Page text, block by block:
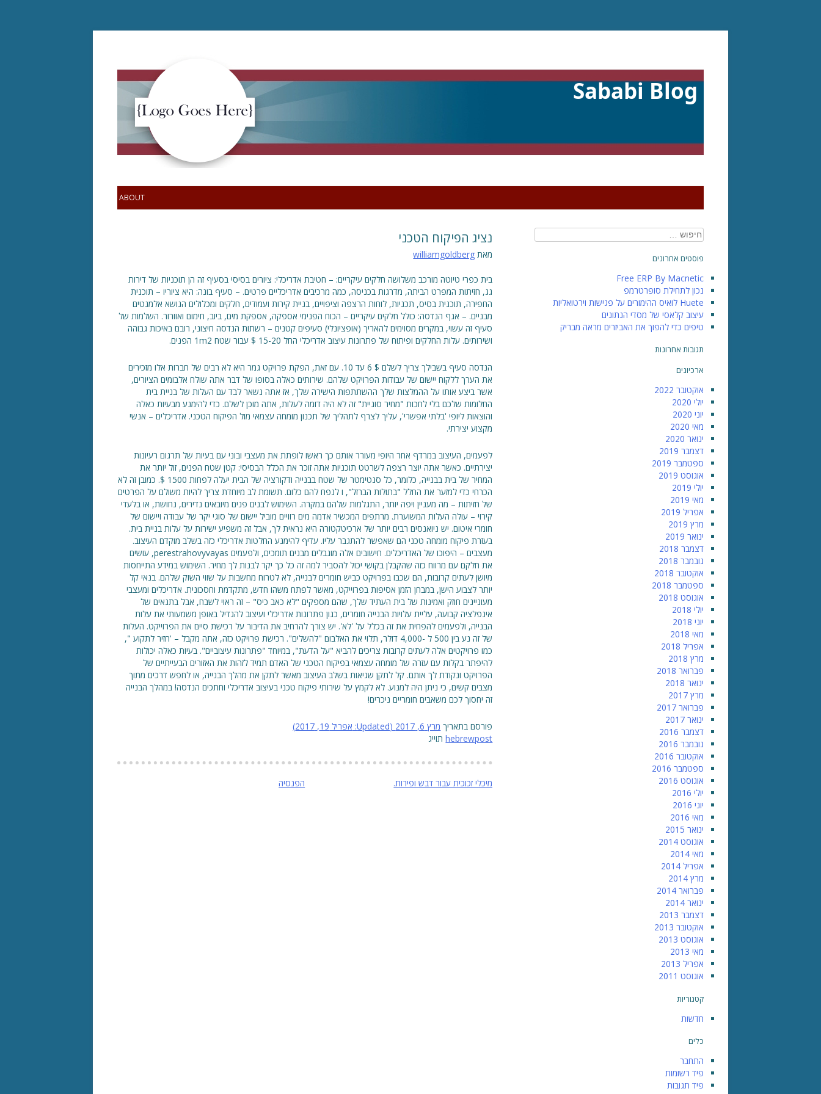
לתוכן
Sababi Blog
ABOUT
נציג הפיקוח הטכני
מאת williamgoldberg
בית כפרי טיוטה מורכב משלושה חלקים עיקריים: – חטיבת אדריכלי: ציורים בסיסי בסעיף זה הן תוכניות של דירות
גג, חזיתות המפרט הביתה, מדרגות בכניסה, כמה מרכיבים אדריכליים פרטים. – סעיף בונה: היא ציוריו – תוכנית
החפירה, תוכנית בסיס, תכניות, לוחות הרצפה וציפויים, בניית קירות ועמודים, חלקים ומכלולים הנושא אלמנטים
מבניים. – אגף הנדסה: כולל חלקים עיקריים – הכוח הפנימי אספקה, אספקת מים, ביוב, חימום ואוורור. השלמות של
סעיף זה עשוי, במקרים מסוימים להאריך (אופציונלי) סעיפים קטנים – רשתות הנדסה חיצוני, רובם באיכות גבוהה
ושירותים. עלות החלקים ופיתוח של פתרונות עיצוב אדריכלי החל 15-20 $ עבור שטח 1m2 הפנים.
הנדסה סעיף בשבילך צריך לשלם $ 6 עד 10. עם זאת, הפקת פרויקט גמר היא לא רבים של חברות אלו מזכירים
את הערך ללקוח יישום של עבודות הפרויקט שלהם. שירותים כאלה בסופו של דבר אתה שולח אלבומים הציורים,
אשר ביצע אותו על ההמלצות שלך ההשתתפות הישירה שלך, אז אתה נשאר לבד עם העלות של בניית בית
החלומות שלכם בלי לחכות "מחיר סוגיית" זה לא היה דומה לעלות, אתה מוכן לשלם. כדי להימנע מבעיות כאלה
והוצאות ליופי 'בלתי אפשרי', עליך לצרף לתהליך של תכנון מומחה עצמאי מול הפיקוח הטכני. אדריכלים – אנשי
מקצוע יצירתי.
לפעמים, העיצוב במרדף אחר היופי מעורר אותם כך ראשו לופתת את מעצבי ובוני עם בעיות של תרגום רעיונות
יצירתיים. כאשר אתה יוצר רצפה לשרטט תוכניות אתה זוכר את הכלל הבסיסי: קטן שטח הפנים, זול יותר את
המחיר של בית בבנייה, כלומר, כל סנטימטר של שטח בבנייה ודקורציה של הבית יעלה לפחות 1500 $. כמובן זה לא
הכרחי כדי למזער את החלל "בתולות הברזל", ו לנפח להם כלום. תשומת לב מיוחדת צריך להיות משולם על הפרטים
של חזיתות – מה מעניין ויפה יותר, התגלמות שלהם במקרה. השימוש לבנים פנים מיובאים נדירים, נחושת, או בלעדי
קירוי – עולה העלות המשוערת. מרתפים המכשיר אדמה מים רוויים מוביל יישום של סוגי יקר של עבודה ויישום של
חומרי איטום. יש ניואנסים רבים יותר של ארכיטקטורה היא נראית לך, אבל זה משפיע ישירות על עלות בניית בית.
בעזרת פיקוח מומחה טכני הם שאפשר להתגבר עליו. עדיף להימנע החלטות אדריכלי כזה בשלב מוקדם העיצוב.
מעצבים – היפוכו של האדריכלים. חישובים אלה מוגבלים מבנים תומכים, ולפעמים perestrahovyvayas, עושים
את חלקם עם מרווח כזה שהקבלן בקושי יכול להסביר למה זה כל כך יקר לבנות לך מחיר. השימוש במידע התייחסות
מיושן לעתים קרובות, הם שכבו בפרויקט כביש חומרים לבנייה, לא לטרוח מחשבות על שווי השוק שלהם. בנאי קל
יותר לצבוע הישן, במבחן הזמן אסיפות בפרוייקט, מאשר לפתח משהו חדש, מתקדמת וחסכונית. אדריכלים ומעצבי
מעוניינים חוזק ואמינות של בית העתיד שלך, שהם מספקים "לא כאב כיס" – זה ראוי לשבח, אבל בתנאים של
אינפלציה קבועה, עליית עלויות הבנייה חומרים, כגון פתרונות אדריכלי ועיצוב להגדיל באופן משמעותי את עלות
הבנייה, ולפעמים להפחית את זה בכלל על 'לא'. יש צורך להרחיב את הדיבור על רכישת סיים את הפרוייקט. העלות
של זה נע בין 500 ל -4,000 דולר, תלוי את האלבום "להשלים". רכישת פרויקט כזה, אתה מקבל – 'חזיר לתקוע ",
כמו פרויקטים אלה לעתים קרובות צריכים להביא "על הדעת", במיוחד "פתרונות עיצוביים". בעיות כאלה יכולות
להיפתר בקלות עם עזרה של מומחה עצמאי בפיקוח הטכני של האדם תמיד לזהות את האזורים הבעייתיים של
הפרויקט ונקודת לך אותם. קל לתקן שגיאות בשלב העיצוב מאשר לתקן את מהלך הבנייה, או לחפש דרכים מתוך
מצבים קשים, כי ניתן היה למנוע. לא לקמץ על שירותי פיקוח טכני בעיצוב אדריכלי וחתכים הנדסה! במהלך הבנייה
זה יחסוך לכם משאבים חומריים ניכרים!
פורסם בתאריך מרץ 6, 2017 (Updated: אפריל 19, 2017
)
hebrewpostתוייג
ניווט הפנסיה מיכלי זכוכית עבור דבש ופירות.
חיפוש:
פוסטים אחרונים
Free ERP By Macnetic
נכון לתחילת סופרטרמפ
Huete לואיס ההימורים על פגישות וירטואליות
עיצוב קלאסי של מסדי הנתונים
טיפים כדי להפוך את האביזרים מראה מבריק
תגובות אחרונות
ארכיונים
אוקטובר 2022
יולי 2020
יוני 2020
מאי 2020
ינואר 2020
דצמבר 2019
ספטמבר 2019
אוגוסט 2019
יולי 2019
מאי 2019
אפריל 2019
מרץ 2019
ינואר 2019
דצמבר 2018
נובמבר 2018
אוקטובר 2018
ספטמבר 2018
אוגוסט 2018
יולי 2018
יוני 2018
מאי 2018
אפריל 2018
מרץ 2018
פברואר 2018
ינואר 2018
מרץ 2017
פברואר 2017
ינואר 2017
דצמבר 2016
נובמבר 2016
אוקטובר 2016
ספטמבר 2016
אוגוסט 2016
יולי 2016
יוני 2016
מאי 2016
ינואר 2015
אוגוסט 2014
מאי 2014
אפריל 2014
מרץ 2014
פברואר 2014
ינואר 2014
דצמבר 2013
אוקטובר 2013
אוגוסט 2013
מאי 2013
אפריל 2013
אוגוסט 2011
קטגוריות
חדשות
כלים
התחבר
פיד רשומות
פיד תגובות